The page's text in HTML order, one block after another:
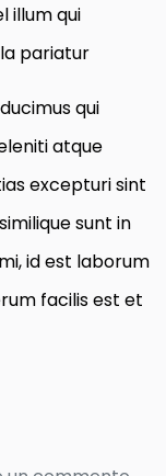
illum qui
pariatur
qui
atque
excepturi sint
sunt in
id est laborum
facilis est et